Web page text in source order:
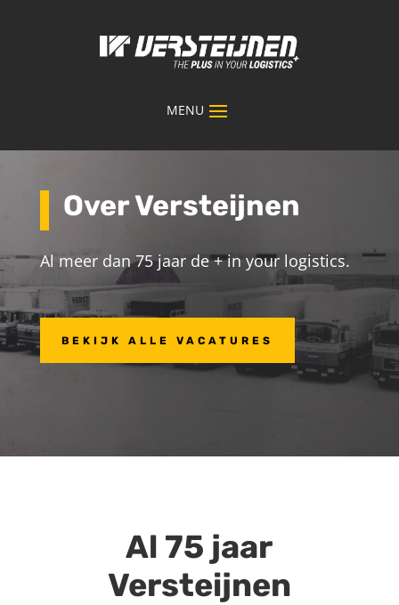
Over Versteijnen
Al meer dan 75 jaar de + in your logistics.
BEKIJK ALLE VACATURES
Al 75 jaar
Versteijnen